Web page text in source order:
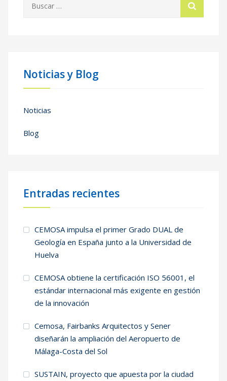
Noticias y Blog
Noticias
Blog
Entradas recientes
CEMOSA impulsa el primer Grado DUAL de
Geología en España junto a la Universidad de
Huelva
CEMOSA obtiene la certificación ISO 56001, el
estándar internacional más exigente en gestión
de la innovación
Cemosa, Fairbanks Arquitectos y Sener
diseñarán la ampliación del Aeropuerto de
Málaga-Costa del Sol
SUSTAIN, proyecto que apuesta por la ciudad